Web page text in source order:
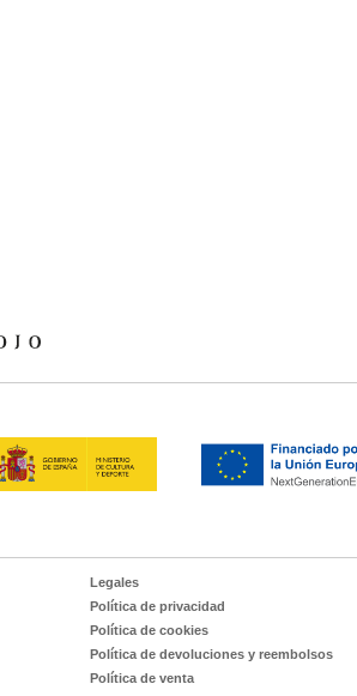
Legales
Política de privacidad
Política de cookies
Política de devoluciones y reembolsos
Política de venta